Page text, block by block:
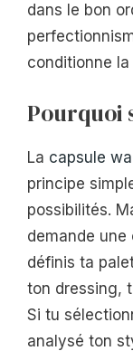
dans le bon
conditionne
Pourquoi
La capsule
principe
possibilités.
demande
définis ta
ton dressing,
Si tu
analysé ton